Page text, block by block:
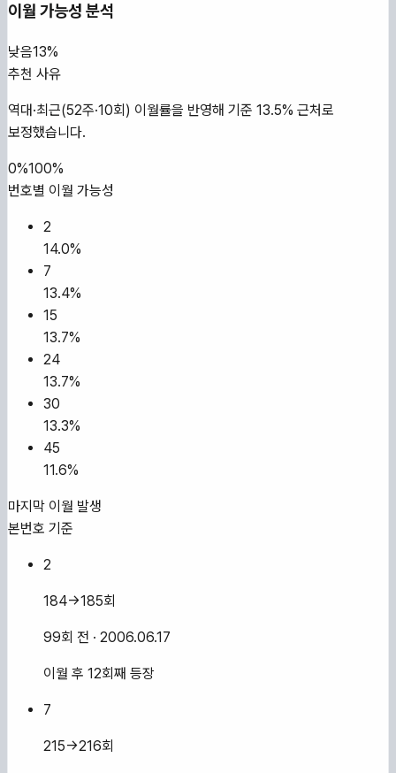
이월 가능성 분석
낮음13%
추천 사유
역대·최근(52주·10회) 이월률을 반영해 기준 13.5% 근처로
보정했습니다.
0%100%
번호별 이월 가능성
2
14.0%
7
13.4%
15
13.7%
24
13.7%
30
13.3%
45
11.6%
마지막 이월 발생
본번호 기준
2
184→185회
99회 전 · 2006.06.17
이월 후 12회째 등장
7
215→216회